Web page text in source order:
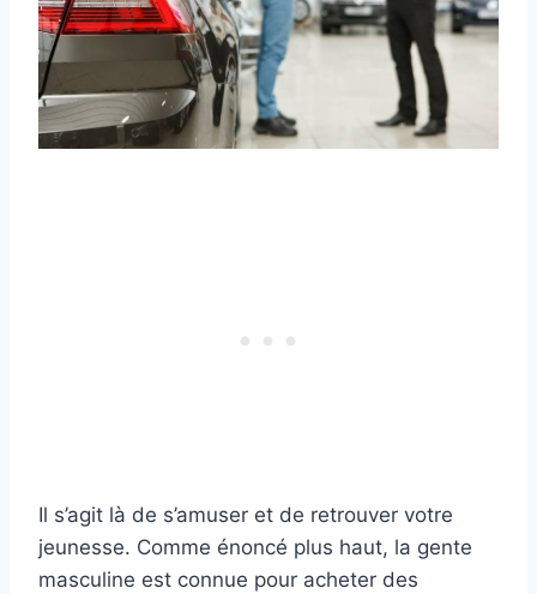
Il s’agit là de s’amuser et de retrouver votre
jeunesse. Comme énoncé plus haut, la gente
masculine est connue pour acheter des